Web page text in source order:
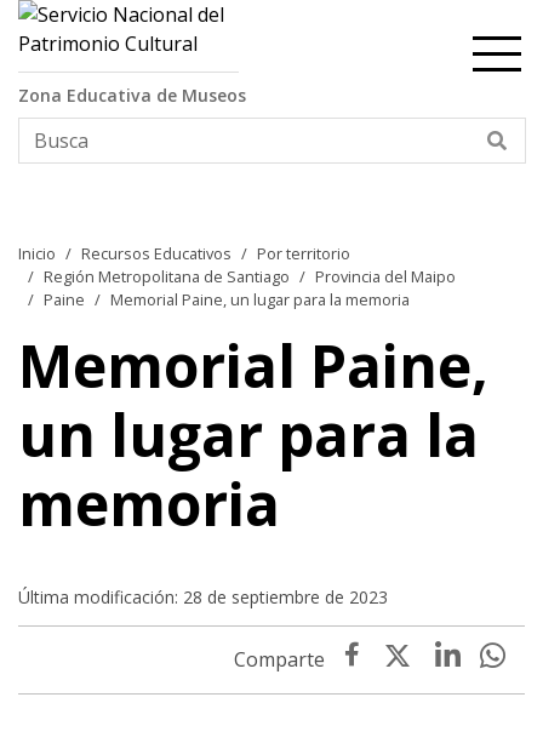
Contenido principal
Zona Educativa de Museos
Inicio Recursos Educativos
Por territorio
Región Metropolitana de Santiago
Provincia del Maipo
Paine
Memorial Paine, un lugar para la memoria
Memorial Paine,
un lugar para la
memoria
Última modificación: 28 de septiembre de 2023